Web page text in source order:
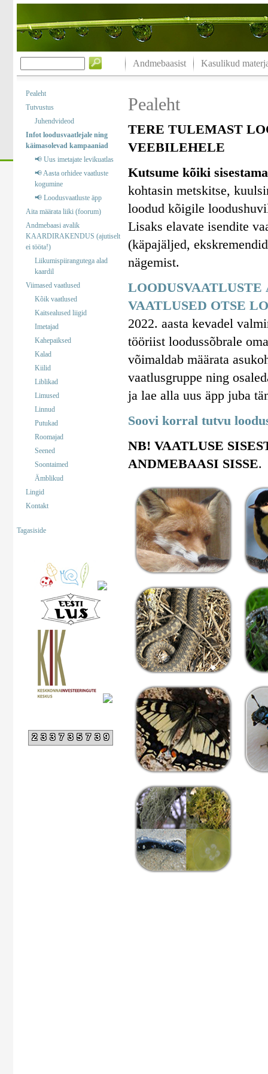
Andmebaasist Kasulikud
Pealeht
Tutvustus
Juhendvideod
Infot loodusvaatlejale ning
käimasolevad kampaaniad
📢 Uus imetajate levikuatlas
📢 Aasta orhidee vaatluste
kogumine
📢 Loodusvaatluste äpp
Aita määrata liiki (foorum)
Andmebaasi avalik
KAARDIRAKENDUS (ajutiselt
ei tööta!)
Liikumispiirangutega alad
kaardil
Viimased vaatlused
Kõik vaatlused
Kaitsealused liigid
Imetajad
Kahepaiksed
Kalad
Kiilid
Liblikad
Limused
Linnud
Putukad
Roomajad
Seened
Soontaimed
Ämblikud
Lingid
Kontakt
Tagasiside
233735739
Pealeht
TERE TULEMAST
VEEBILEHELE
Kutsume kõiki
kohtasin metskitse,
loodud kõigile
Lisaks elavate isendite
(käpajäljed,
nägemist.
VAATLUSED OTSE
2022. aasta kevadel
tööriist loodussõbrale
võimaldab määrata
vaatlusgruppe ning
ja lae alla uus äpp juba
Soovi korral tutvu
NB! VAATLUSE
ANDMEBAASI SISSE.